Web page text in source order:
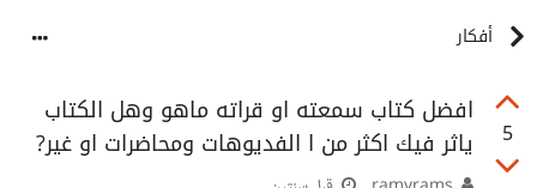
أفكار
5
افضل كتاب سمعته او قراته ماهو وهل الكتاب
ياثر فيك اكثر من ا الفديوهات ومحاضرات او غير?